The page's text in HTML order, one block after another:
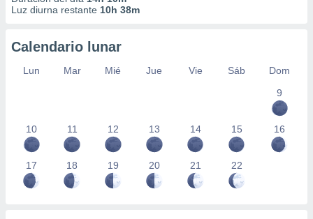
Luz diurna restante 10h 38m
Calendario lunar
Lun Mar Mié Jue Vie Sáb
Dom
9
10 11 12 13 14 15 16
17 18 19 20 21 22